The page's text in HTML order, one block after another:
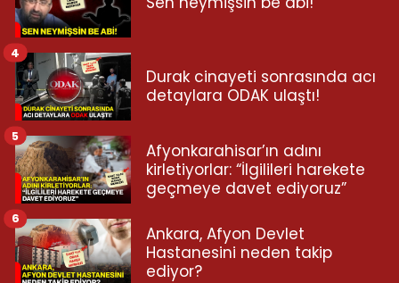
Durak cinayeti sonrasında acı
detaylara ODAK ulaştı!
4
Afyonkarahisar’ın adını
kirletiyorlar: “İlgilileri harekete
geçmeye davet ediyoruz”
5
Ankara, Afyon Devlet
Hastanesini neden takip
ediyor?
6